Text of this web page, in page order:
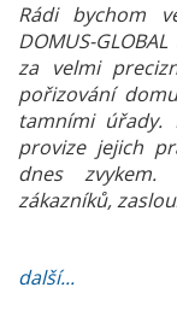
Rádi bychom
DOMUS-
za velmi
pořizování
tamními úřady.
provize jejich
dnes zvykem.
zákazníků,
další...